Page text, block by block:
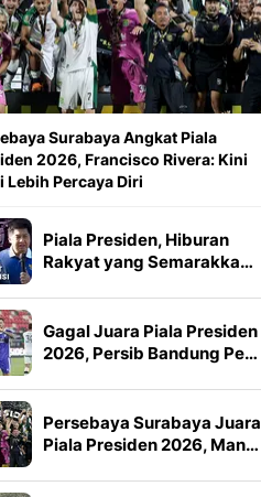
Surabaya Angkat Piala
2026, Francisco Rivera: Kini
Lebih Percaya Diri
Piala Presiden, Hiburan
Rakyat yang Semarakka…
Gagal Juara Piala Presiden
2026, Persib Bandung Pe…
Persebaya Surabaya Juara
Piala Presiden 2026, Man…